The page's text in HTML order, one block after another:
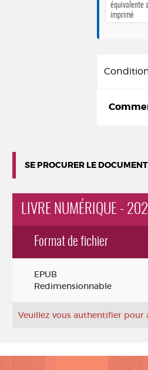
équivalente
imprimé
SE PROCURER LE DOCUMENT
LIVRE NUMÉRIQUE -
Format de fichier
EPUB
Redimensionnable
Veuillez vous authentifier pour